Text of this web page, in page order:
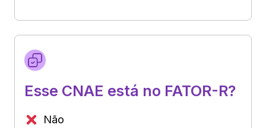
Esse CNAE está no FATOR-R?
Não